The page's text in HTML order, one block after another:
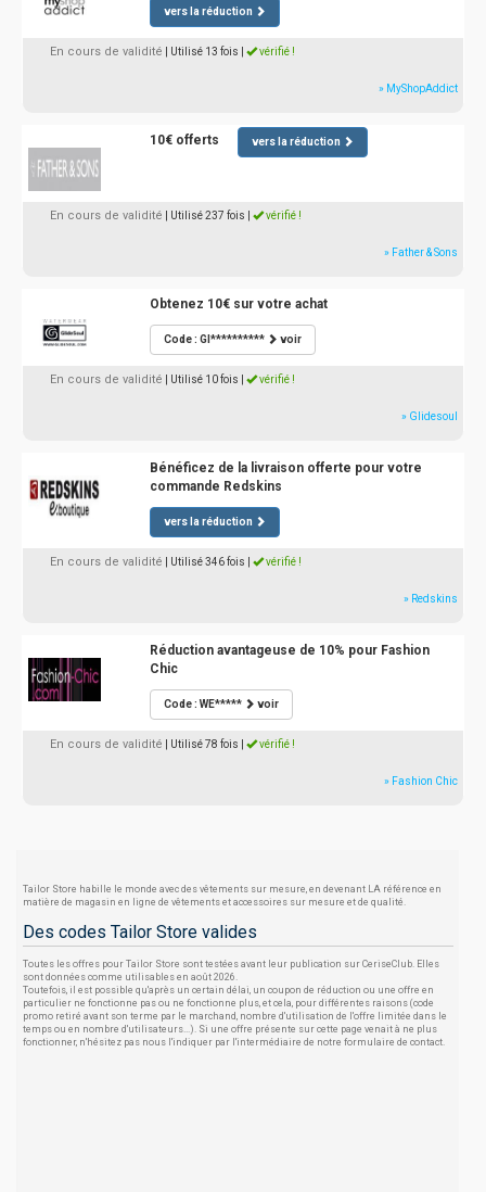
vers la réduction
En cours de validité | Utilisé 13 fois vérifié !
» MyShopAddict
10€ offerts vers la réduction
En cours de validité | Utilisé 237 fois vérifié !
» Father & Sons
Obtenez 10€ sur votre achat
Code : GI********** voir
En cours de validité | Utilisé 10 fois vérifié !
» Glidesoul
Bénéficez de la livraison offerte pour votre
commande Redskins
vers la réduction
En cours de validité | Utilisé 346 fois vérifié !
» Redskins
Réduction avantageuse de 10% pour Fashion
Chic
Code : WE***** voir
En cours de validité | Utilisé 78 fois vérifié !
» Fashion Chic
Tailor Store habille le monde avec des vêtements sur mesure, en devenant LA référence en
matière de magasin en ligne de vêtements et accessoires sur mesure et de qualité.
Des codes Tailor Store valides
Toutes les offres pour Tailor Store sont testées avant leur publication sur CeriseClub. Elles
sont données comme utilisables en août 2026.
Toutefois, il est possible qu'après un certain délai, un coupon de réduction ou une offre en
particulier ne fonctionne pas ou ne fonctionne plus, et cela, pour différentes raisons (code
promo retiré avant son terme par le marchand, nombre d'utilisation de l'offre limitée dans le
temps ou en nombre d'utilisateurs...). Si une offre présente sur cette page venait à ne plus
fonctionner, n'hésitez pas nous l'indiquer par l'intermédiaire de notre formulaire de contact.